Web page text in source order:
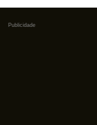
Publicidade